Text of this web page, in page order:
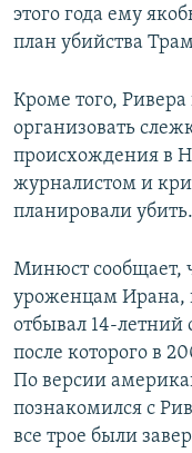
этого года ему
план убийства
Кроме того,
организовать
происхождения в
журналистом и
планировали убить.
Минюст сообщает,
уроженцам Ирана,
отбывал 14-
после которого в
По версии
познакомился с
все трое были